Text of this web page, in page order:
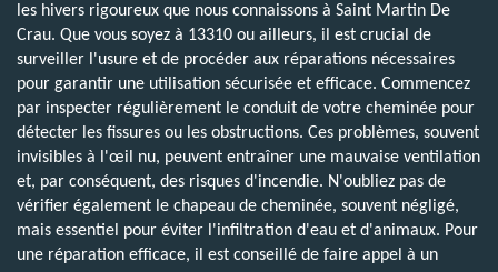
les hivers rigoureux que nous connaissons à Saint Martin De
Crau. Que vous soyez à 13310 ou ailleurs, il est crucial de
surveiller l'usure et de procéder aux réparations nécessaires
pour garantir une utilisation sécurisée et efficace. Commencez
par inspecter régulièrement le conduit de votre cheminée pour
détecter les fissures ou les obstructions. Ces problèmes, souvent
invisibles à l'œil nu, peuvent entraîner une mauvaise ventilation
et, par conséquent, des risques d'incendie. N'oubliez pas de
vérifier également le chapeau de cheminée, souvent négligé,
mais essentiel pour éviter l'infiltration d'eau et d'animaux. Pour
une réparation efficace, il est conseillé de faire appel à un